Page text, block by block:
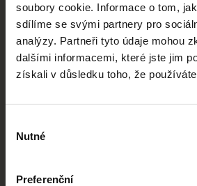
soubory cookie. Informace o tom,
sdílíme se svými partnery pro
analýzy. Partneři tyto údaje mohou
dalšími informacemi, které jste jim
získali v důsledku toho, že
souhlasu
Nutné
Preferenční
Portál DAFilms.cz je výsledkem tvůrčí
festivalů dokumentárního filmu sdružených do
posouvat hranice dokumentárního filmu,
Členové Doc Alliance